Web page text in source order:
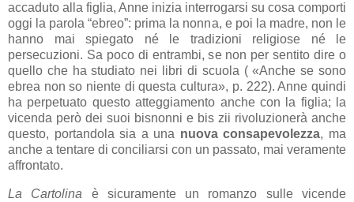
accaduto alla figlia, Anne inizia interrogarsi su cosa comporti
oggi la parola “ebreo”: prima la nonna, e poi la madre, non le
hanno mai spiegato né le tradizioni religiose né le
persecuzioni. Sa poco di entrambi, se non per sentito dire o
quello che ha studiato nei libri di scuola («Anche se sono
ebrea non so niente di questa cultura», p. 222). Anne quindi
ha perpetuato questo atteggiamento anche con la figlia; la
vicenda però dei suoi bisnonni e bis zii rivoluzionerà anche
questo, portandola sia a una nuova consapevolezza, ma
anche a tentare di conciliarsi con un passato, mai veramente
affrontato.
La Cartolina è sicuramente un romanzo sulle vicende